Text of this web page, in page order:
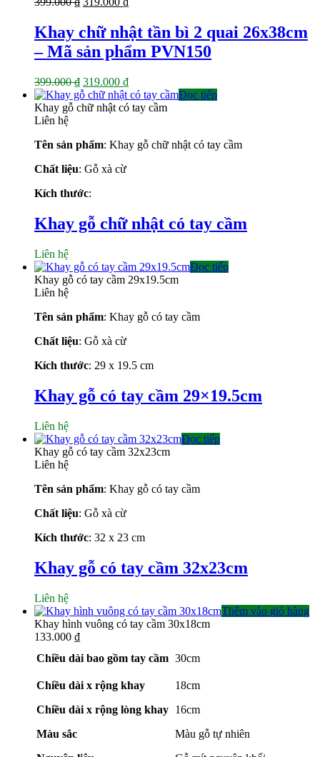
là:
399.000 ₫.
tại
là:
319.000 ₫.
Khay chữ nhật tần bì 2 quai 26x38cm
– Mã sản phẩm PVN150
399.000₫ Giá
gốc
là:
319.000 ₫Giá
hiện
tại
Đọc tiếp
Khay gỗ chữ nhật có tay cầm
Liên hệ
Tên sản phẩm: Khay gỗ chữ nhật có tay cầm
Chất liệu: Gỗ xà cừ
Kích thước:
Khay gỗ chữ nhật có tay cầm
Liên hệ
Đọc tiếp
Khay gỗ có tay cầm 29x19.5cm
Liên hệ
Tên sản phẩm: Khay gỗ có tay cầm
Chất liệu: Gỗ xà cừ
Kích thước: 29 x 19.5 cm
Khay gỗ có tay cầm 29×19.5cm
Liên hệ
Đọc tiếp
Khay gỗ có tay cầm 32x23cm
Liên hệ
Tên sản phẩm: Khay gỗ có tay cầm
Chất liệu: Gỗ xà cừ
Kích thước: 32 x 23 cm
Khay gỗ có tay cầm 32x23cm
Liên hệ
Thêm vào giỏ hàng
Khay hình vuông có tay cầm 30x18cm
133.000 ₫
Chiều dài bao gồm tay cầm 30cm
Chiều dài x rộng khay
18cm
Chiều dài x rộng lòng khay 16cm
Màu sắc
Màu gỗ tự nhiên